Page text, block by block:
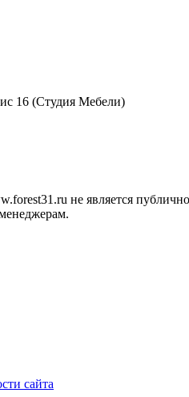
16 (Студия Мебели)
не является
сайта